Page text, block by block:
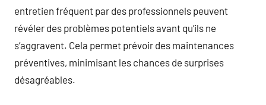
entretien fréquent par des professionnels peuvent
révéler des problèmes potentiels avant qu’ils ne
s’aggravent. Cela permet prévoir des maintenances
préventives, minimisant les chances de surprises
désagréables.